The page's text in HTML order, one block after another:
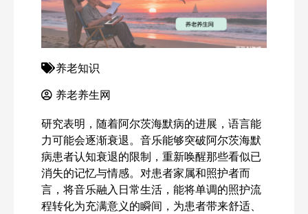
养老知识
养老养生网
研究表明，随着阿尔茨海默病的进展，语言能
力可能会逐渐衰退。音乐能够突破阿尔茨海默
病患者认知衰退的限制，重新唤醒那些看似已
消失的记忆与情感。对患者家属和照护者而
言，将音乐融入日常生活，能将单调的照护流
程转化为充满意义的瞬间，为患者带来舒适、